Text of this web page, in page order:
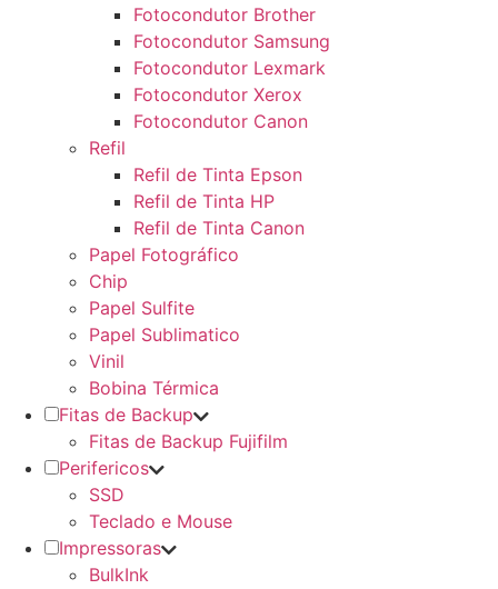
Fotocondutor Brother
Fotocondutor Samsung
Fotocondutor Lexmark
Fotocondutor Xerox
Fotocondutor Canon
Refil
Refil de Tinta Epson
Refil de Tinta HP
Refil de Tinta Canon
Papel Fotográfico
Chip
Papel Sulfite
Papel Sublimatico
Vinil
Bobina Térmica
Fitas de Backup
Fitas de Backup Fujifilm
Perifericos
SSD
Teclado e Mouse
Impressoras
BulkInk